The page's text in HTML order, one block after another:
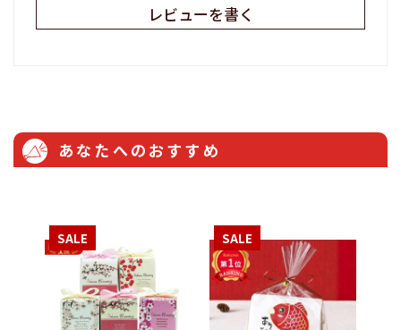
レビューを書く
あなたへのおすすめ
SALE SALE